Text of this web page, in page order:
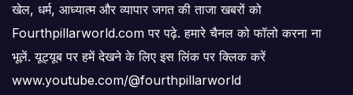
खेल, धर्म, आध्यात्म और व्यापार जगत की ताजा खबरों को
Fourthpillarworld.com पर पढ़े. हमारे चैनल को फॉलो करना ना
भूलें. यूट्यूब पर हमें देखने के लिए इस लिंक पर क्लिक करें
www.youtube.com/@fourthpillarworld